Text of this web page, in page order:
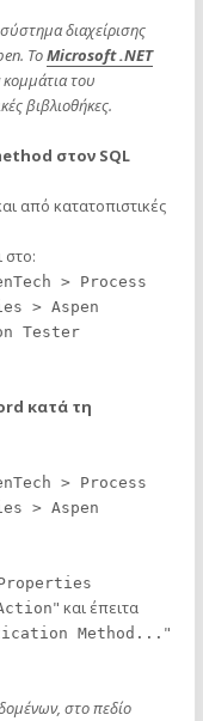
διαχείρισης
ToMicrosoft .NET
κομμάτια του
βιβλιοθήκες.
στον SQL
από κατατοπιστικές
στο:
> Process
> Aspen
Tester
κατά τη
> Process
> Aspen
" και έπειτα
Method... "
στο πεδίο